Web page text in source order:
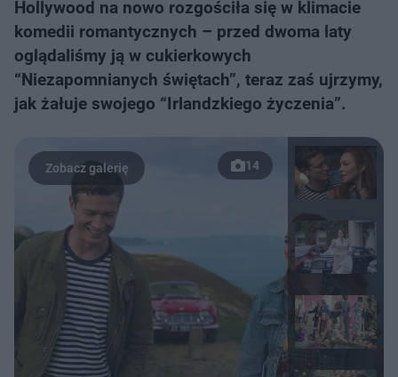
Hollywood na nowo rozgościła się w klimacie
komedii romantycznych – przed dwoma laty
oglądaliśmy ją w cukierkowych
“Niezapomnianych świętach”, teraz zaś ujrzymy,
jak żałuje swojego “Irlandzkiego życzenia”.
14